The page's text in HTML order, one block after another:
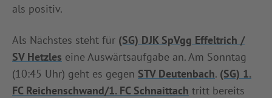
als positiv.
Als Nächstes steht für (SG) DJK SpVgg Effeltrich /
SV Hetzles eine Auswärtsaufgabe an. Am Sonntag
(10:45 Uhr) geht es gegen STV Deutenbach. (SG) 1.
FC Reichenschwand/1. FC Schnaittach tritt bereits